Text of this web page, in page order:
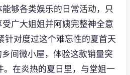
够各类娱乐的日常活动，只
广大姐姐并阿姨完整神全意
针对度过这个难忘性的夏首天
间微小屋，体验这款销量突
。在炎热的夏日里，与堂姐一